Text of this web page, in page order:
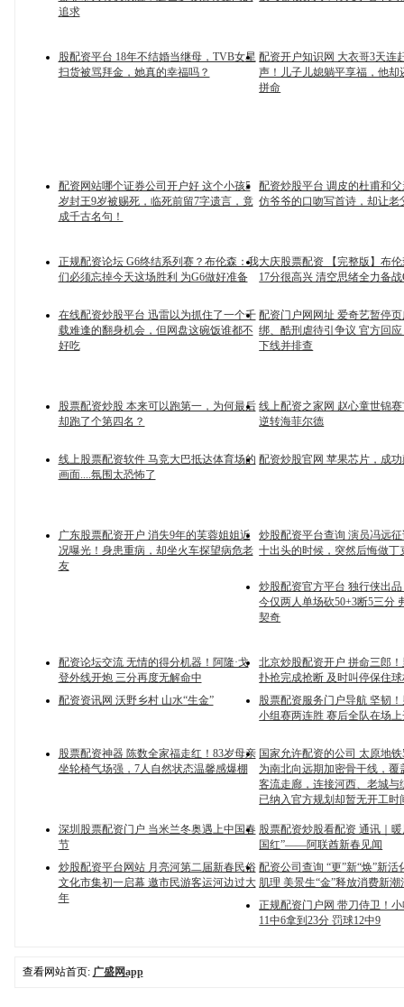
追求
股配资平台 18年不结婚当继母，TVB女星
扫货被骂拜金，她真的幸福吗？
配资开户知识网 大衣哥3天连
声！儿子儿媳躺平享福，他却
拼命
配资网站哪个证券公司开户好 这个小孩5
岁封王9岁被赐死，临死前留7字遗言，竟
成千古名句！
配资炒股平台 调皮的杜甫和
仿爷爷的口吻写首诗，却让老
正规配资论坛 G6终结系列赛？布伦森：我
们必须忘掉今天这场胜利 为G6做好准备
大庆股票配资 【完整版】布
17分很高兴 清空思绪全力备战
在线配资炒股平台 迅雷以为抓住了一个千
载难逢的翻身机会，但网盘这碗饭谁都不
好吃
配资门户网网址 爱奇艺暂停
绑、酷刑虐待引争议 官方回
下线并排查
股票配资炒股 本来可以跑第一，为何最后
却跑了个第四名？
线上配资之家网 赵心童世锦赛
逆转海菲尔德
线上股票配资软件 马竞大巴抵达体育场的
画面....氛围太恐怖了
配资炒股官网 苹果芯片，成
广东股票配资开户 消失9年的芙蓉姐姐近
况曝光！身患重病，却坐火车探望病危老
友
炒股配资平台查询 演员冯远
十出头的时候，突然后悔做
炒股配资官方平台 独行侠出品
今仅两人单场砍50+3断5三分
契奇
配资论坛交流 无情的得分机器！阿隆·戈
登外线开炮 三分再度无解命中
北京炒股配资开户 拼命三郎
扑抢完成抢断 及时叫停保住
配资资讯网 沃野乡村 山水“生金”
股票配资服务门户导航 坚韧
小组赛两连胜 赛后全队在场
股票配资神器 陈数全家福走红！83岁母亲
坐轮椅气场强，7人自然状态温馨感爆棚
国家允许配资的公司 太原地
为南北向远期加密骨干线，覆
客流走廊，连接河西、老城与
已纳入官方规划却暂无开工时
深圳股票配资门户 当米兰冬奥遇上中国春
节
股票配资炒股看配资 通讯｜
国红”——阿联酋新春见闻
炒股配资平台网站 月亮河第二届新春民俗
文化市集初一启幕 邀市民游客运河边过大
年
配资公司查询 “更”新“焕”新活
肌理 美景生“金”释放消费新潮
正规配资门户网 带刀侍卫！
11中6拿到23分 罚球12中9
查看网站首页: 广盛网app